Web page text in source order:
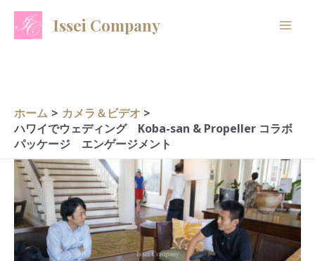
Issei Company
ホーム
カメラ＆ビデオ
ハワイでウェディング Koba-san & Propeller コラボ
パッケージ エンゲージメント
A
r
v
e
s
C
a
o
r
i
s